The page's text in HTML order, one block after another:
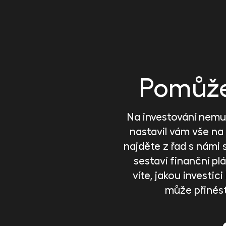
Na investování
nastavil vám vše
najděte z řad s námi
sestaví finanční
víte, jakou
může